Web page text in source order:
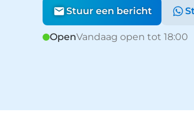
Stuur een bericht
OpenVandaag open tot 18:00